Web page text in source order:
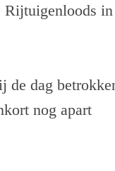
Rijtuigenloods in
de dag
nog apart